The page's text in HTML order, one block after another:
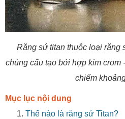
Răng sứ titan thuộc loại răng
chúng cấu tạo bởi hợp kim crom
chiếm
Mục lục nội dung
Thế nào là răng sứ Titan?